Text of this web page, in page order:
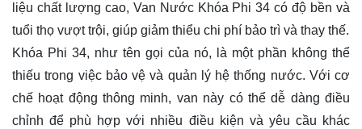
liệu chất lượng cao, Van Nước Khóa Phi 34 có độ bền và
tuổi thọ vượt trội, giúp giảm thiểu chi phí bảo trì và thay thế.
Khóa Phi 34, như tên gọi của nó, là một phần không thể
thiếu trong việc bảo vệ và quản lý hệ thống nước. Với cơ
chế hoạt động thông minh, van này có thể dễ dàng điều
chỉnh để phù hợp với nhiều điều kiện và yêu cầu khác